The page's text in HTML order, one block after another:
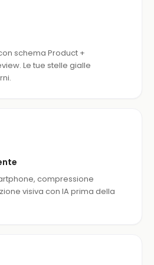
schema Product +
Le tue stelle gialle
compressione
visiva con IA prima della